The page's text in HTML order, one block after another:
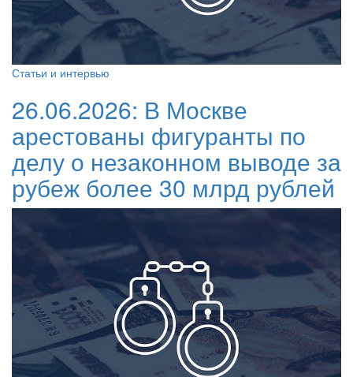
Статьи и интервью
26.06.2026: В Москве
арестованы фигуранты по
делу о незаконном выводе за
рубеж более 30 млрд рублей